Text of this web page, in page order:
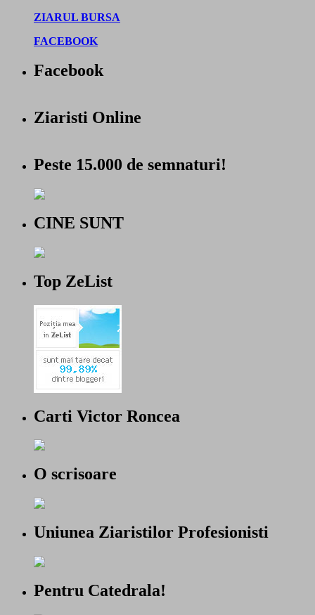
ZIARUL BURSA
FACEBOOK
Facebook
Ziaristi Online
Peste 15.000 de semnaturi!
CINE SUNT
Top ZeList
Carti Victor Roncea
O scrisoare
Uniunea Ziaristilor Profesionisti
Pentru Catedrala!